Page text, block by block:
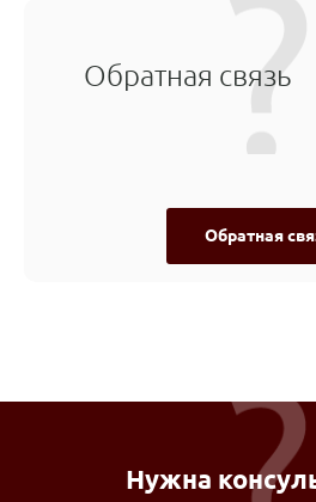
Обратная связь
Обратная
Нужна